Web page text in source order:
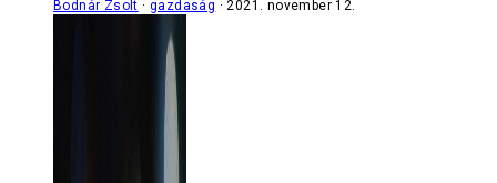
Bodnár Zsolt gazdaság 2021. november 12.